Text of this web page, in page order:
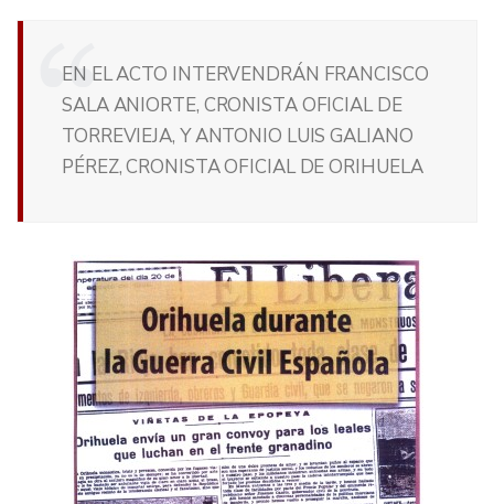
EN EL ACTO INTERVENDRÁN FRANCISCO
SALA ANIORTE, CRONISTA OFICIAL DE
TORREVIEJA, Y ANTONIO LUIS GALIANO
PÉREZ, CRONISTA OFICIAL DE ORIHUELA